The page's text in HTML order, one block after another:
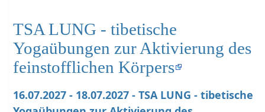
TSA LUNG - tibetische
Yogaübungen zur Aktivierung des
feinstofflichen Körpers
16.07.2027 - 18.07.2027 - TSA LUNG - tibetische